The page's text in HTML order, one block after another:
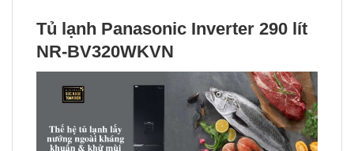
Tủ lạnh Panasonic Inverter 290 lít
NR-BV320WKVN